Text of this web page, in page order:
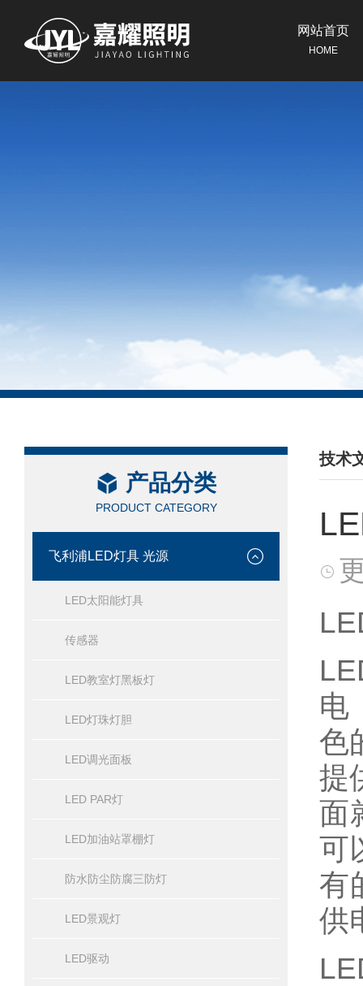
网站首页
HOME
产品分类
PRODUCT CATEGORY
飞利浦LED灯具 光源
LED太阳能灯具
传感器
LED教室灯黑板灯
LED灯珠灯胆
LED调光面板
LED PAR灯
LED加油站罩棚灯
防水防尘防腐三防灯
LED景观灯
LED驱动
技术
/
电
色
提
面
可
有
供